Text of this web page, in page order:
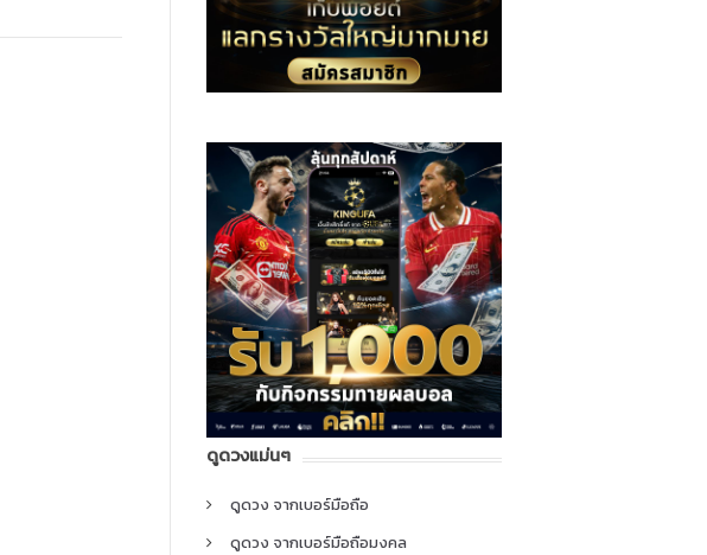
ดูดวงแม่นๆ
ดูดวง จากเบอร์มือถือ
ดูดวง จากเบอร์มือถือมงคล